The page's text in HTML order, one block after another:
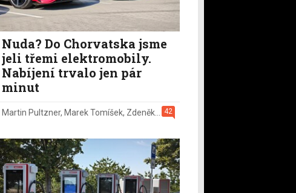
Nuda? Do Chorvatska jsme
jeli třemi elektromobily.
Nabíjení trvalo jen pár
minut
42
Martin Pultzner,Marek Tomíšek, Zdeněk Pečený